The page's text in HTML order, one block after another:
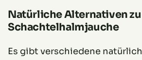
Natürliche Alternativen
Schachtelhalmjauche
Es gibt verschiedene